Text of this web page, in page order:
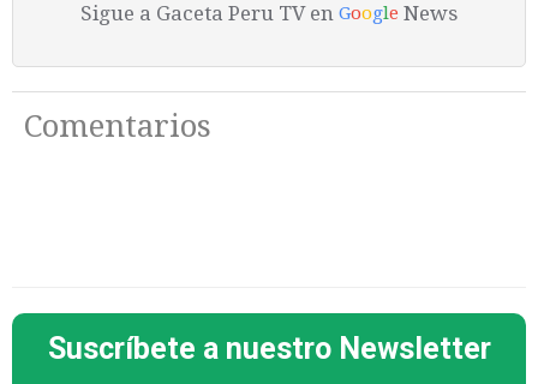
Sigue a Gaceta Peru TV en Google News
Comentarios
Suscríbete a nuestro Newsletter